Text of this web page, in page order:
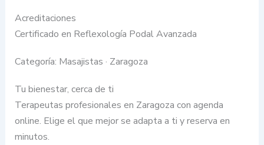
Acreditaciones
Certificado en Reflexología Podal Avanzada
Categoría: Masajistas · Zaragoza
Tu bienestar, cerca de ti
Terapeutas profesionales en Zaragoza con agenda
online. Elige el que mejor se adapta a ti y reserva en
minutos.